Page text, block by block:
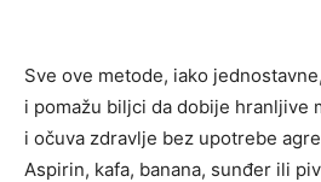
Sve ove metode, iako
i pomažu biljci da dobije hranljive
i očuva zdravlje bez upotrebe
Aspirin, kafa, banana, sunđer ili